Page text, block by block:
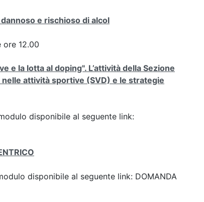
e rischioso di alcol
ore 12.00
e la lotta al doping". L’attività della Sezione
attività sportive (SVD) e le strategie
disponibile al seguente link:
disponibile al seguente link: DOMANDA